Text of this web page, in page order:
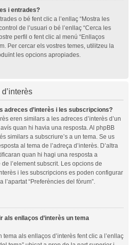
i entrades?
o bé fent clic a l’enllaç “Mostra les
de l’usuari o bé l’enllaç “Cerca les
perfil o fent clic al menú “Enllaços
Per cercar els vostres temes, utilitzeu la
les opcions apropiades.
adreces d’interès i les subscripcions?
eren similars a les adreces d’interès d’un
quan hi havia una resposta. Al phpBB
similars a subscriure’s a un tema. Se us
al tema de l’adreça d’interès. D’altra
quan hi hagi una resposta a
l’element subscrit. Les opcions de
i les subscripcions es poden configurar
“Preferències del fòrum”.
als enllaços d’interès un tema
als enllaços d’interès fent clic a l’enllaç